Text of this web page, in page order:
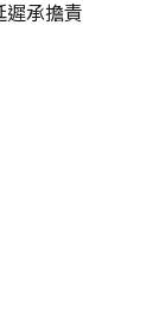
承擔責